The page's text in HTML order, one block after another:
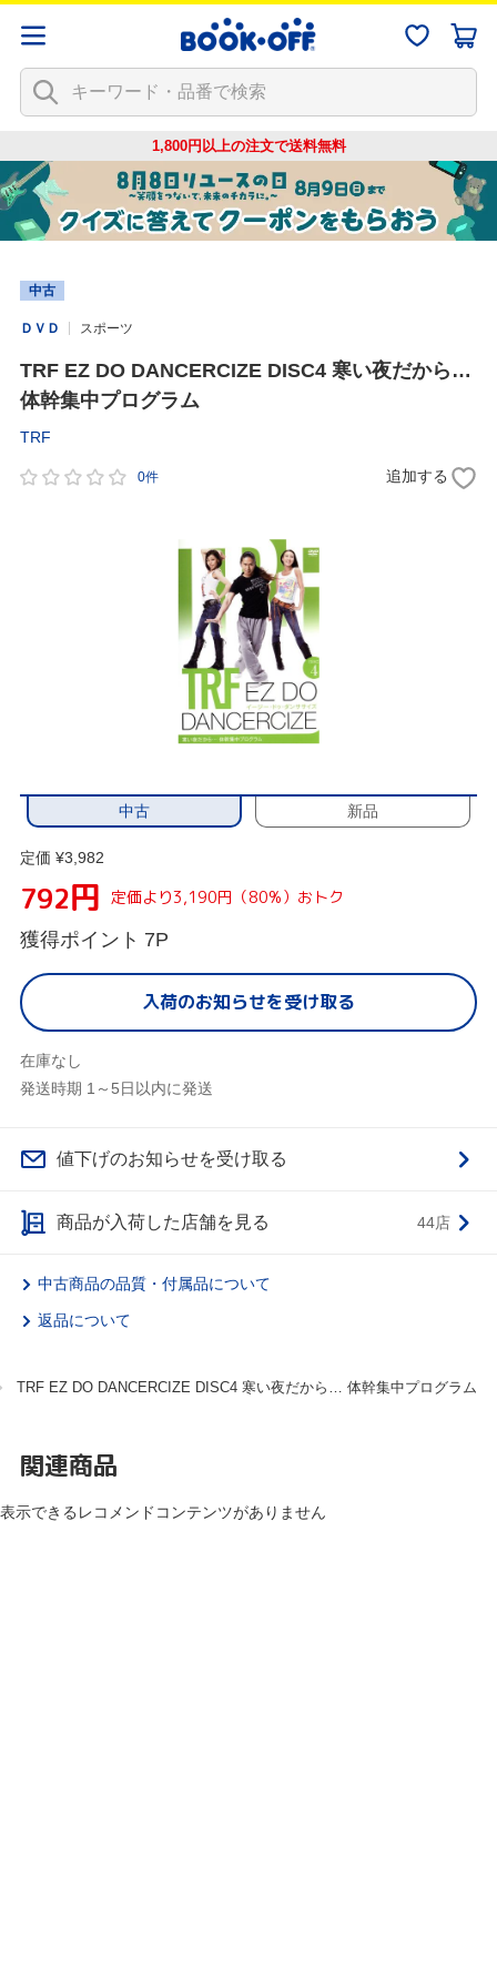
1,800円以上の注文で送料無料
中古
ＤＶＤ スポーツ
TRF EZ DO DANCERCIZE DISC4 寒い夜だから…
体幹集中プログラム
TRF
0件 追加する
中古 新品
定価 ¥3,982
792円 定価より3,190円（80%）おトク
獲得ポイント 7P
入荷のお知らせを受け取る
在庫なし
発送時期 1～5日以内に発送
値下げのお知らせを受け取る
商品が入荷した店舗を見る 44店
中古商品の品質・付属品について
返品について
TRF EZ DO DANCERCIZE DISC4 寒い夜だから… 体幹集中プログラム
関連商品
表示できるレコメンドコンテンツがありません